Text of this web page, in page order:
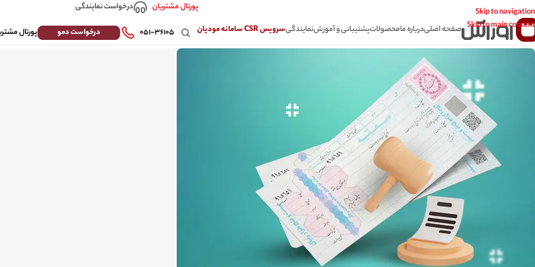
Skip to navigation
Skip to main content
پورتال مشتریان
درخواست نمایندگی
صفحه اصلیدرباره مامحصولاتپشتیبانی و آموزشنمایندگیسرویس CSR سامانه مودیان ۰۵۱-۳۶۱۰۵ درخواست دمو پورتال